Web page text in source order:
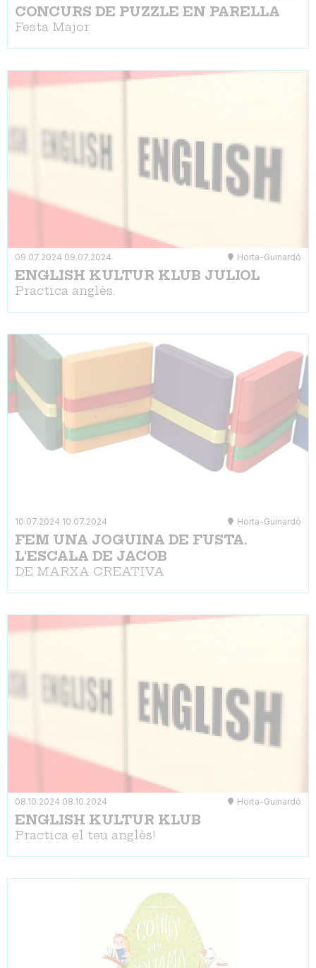
CONCURS DE PUZZLE EN PARELLA
Festa Major
09.07.2024 09.07.2024 Horta-Guinardó
ENGLISH KULTUR KLUB JULIOL
Practica anglès.
10.07.2024 10.07.2024 Horta-Guinardó
FEM UNA JOGUINA DE FUSTA.
L'ESCALA DE JACOB
DE MARXA CREATIVA
08.10.2024 08.10.2024 Horta-Guinardó
ENGLISH KULTUR KLUB
Practica el teu anglès!